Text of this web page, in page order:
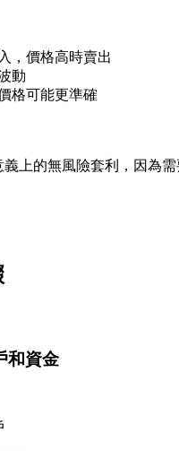
，價格高時賣出
動
格可能更準確
上的無風險套利，因為
和資金